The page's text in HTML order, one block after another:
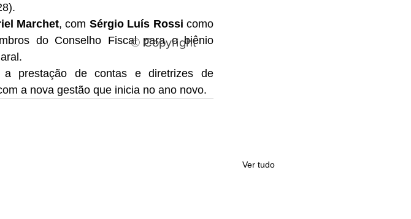
Marchet, com Sérgio Luís Rossi como
do Conselho Fiscal para o biênio
a prestação de contas e diretrizes de
a nova gestão que inicia no ano novo.
Ver tudo
© Copyright